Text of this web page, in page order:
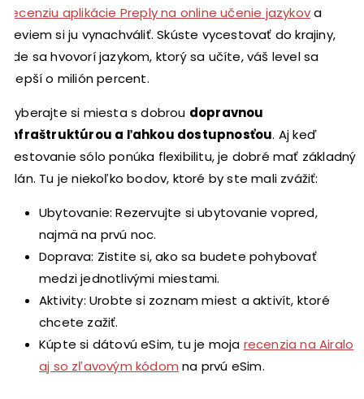
recenziu aplikácie Preply na online učenie jazykova
neviem si ju vynachváliť. Skúste vycestovať do krajiny,
kde sa hvovorí jazykom, ktorý sa učíte, váš level sa
zlepší o milión percent.
Vyberajte si miesta s dobrou dopravnou
infraštruktúrou a ľahkou dostupnosťou. Aj keď
cestovanie sólo ponúka flexibilitu, je dobré mať základný
plán. Tu je niekoľko bodov, ktoré by ste mali zvážiť:
Ubytovanie: Rezervujte si ubytovanie vopred,
najmä na prvú noc.
Doprava: Zistite si, ako sa budete pohybovať
medzi jednotlivými miestami.
Aktivity: Urobte si zoznam miest a aktivít, ktoré
chcete zažiť.
Kúpte si dátovú eSim, tu je moja recenzia na Airalo
aj so zľavovým kódom na prvú eSim.